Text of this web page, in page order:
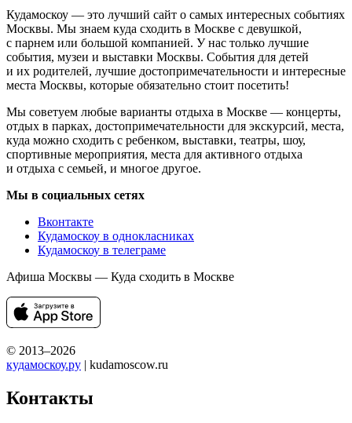
Кудамоскоу — это лучший сайт о самых интересных событиях
Москвы. Мы знаем куда сходить в Москве с девушкой,
с парнем или большой компанией. У нас только лучшие
события, музеи и выставки Москвы. События для детей
и их родителей, лучшие достопримечательности и интересные
места Москвы, которые обязательно стоит посетить!
Мы советуем любые варианты отдыха в Москве — концерты,
отдых в парках, достопримечательности для экскурсий, места,
куда можно сходить с ребенком, выставки, театры, шоу,
спортивные мероприятия, места для активного отдыха
и отдыха с семьей, и многое другое.
Мы в социальных сетях
Вконтакте
Кудамоскоу в однокласниках
Кудамоскоу в телеграме
Афиша Москвы — Куда сходить в Москве
© 2013–2026
кудамоскоу.ру | kudamoscow.ru
Контакты